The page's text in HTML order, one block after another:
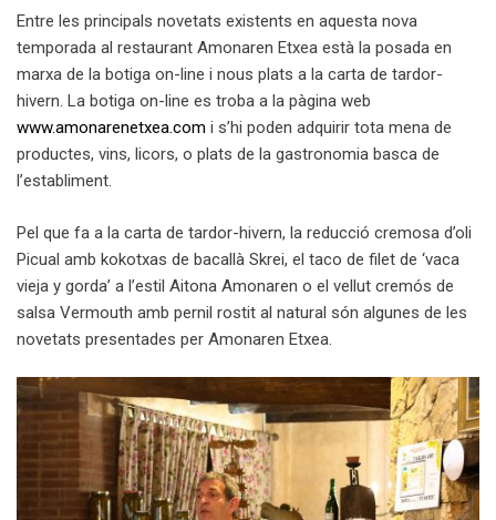
Entre les principals novetats existents en aquesta nova
temporada al restaurant Amonaren Etxea està la posada en
marxa de la botiga on-line i nous plats a la carta de tardor-
hivern. La botiga on-line es troba a la pàgina web
www.amonarenetxea.com i s’hi poden adquirir tota mena de
productes, vins, licors, o plats de la gastronomia basca de
l’establiment.
Pel que fa a la carta de tardor-hivern, la reducció cremosa d’oli
Picual amb kokotxas de bacallà Skrei, el taco de filet de ‘vaca
vieja y gorda’ a l’estil Aitona Amonaren o el vellut cremós de
salsa Vermouth amb pernil rostit al natural són algunes de les
novetats presentades per Amonaren Etxea.